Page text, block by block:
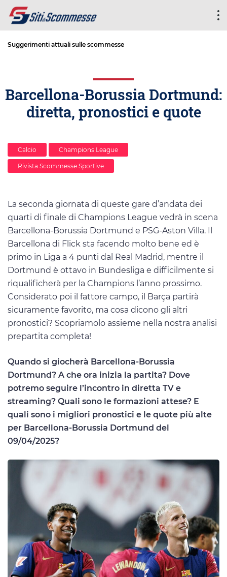
Suggerimenti attuali sulle scommesse
Barcellona-Borussia Dortmund:
diretta, pronostici e quote
Calcio Champions League
Rivista Scommesse Sportive
La seconda giornata di queste gare d’andata dei
quarti di finale di Champions League vedrà in scena
Barcellona-Borussia Dortmund e PSG-Aston Villa. Il
Barcellona di Flick sta facendo molto bene ed è
primo in Liga a 4 punti dal Real Madrid, mentre il
Dortmund è ottavo in Bundesliga e difficilmente si
riqualificherà per la Champions l’anno prossimo.
Considerato poi il fattore campo, il Barça partirà
sicuramente favorito, ma cosa dicono gli altri
pronostici? Scopriamolo assieme nella nostra analisi
prepartita completa!
Quando si giocherà Barcellona-Borussia
Dortmund? A che ora inizia la partita? Dove
potremo seguire l’incontro in diretta TV e
streaming? Quali sono le formazioni attese? E
quali sono i migliori pronostici e le quote più alte
per Barcellona-Borussia Dortmund del
09/04/2025?